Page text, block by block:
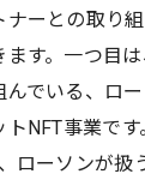
ーとの取り
す。一つ目
でいる、ロ
NFT事業で
ローソンが扱